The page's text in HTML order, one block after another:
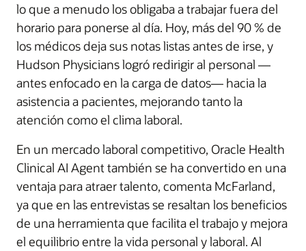
lo que a menudo los obligaba a trabajar fuera del
horario para ponerse al día. Hoy, más del 90 % de
los médicos deja sus notas listas antes de irse, y
Hudson Physicians logró redirigir al personal —
antes enfocado en la carga de datos— hacia la
asistencia a pacientes, mejorando tanto la
atención como el clima laboral.
En un mercado laboral competitivo, Oracle Health
Clinical AI Agent también se ha convertido en una
ventaja para atraer talento, comenta McFarland,
ya que en las entrevistas se resaltan los beneficios
de una herramienta que facilita el trabajo y mejora
el equilibrio entre la vida personal y laboral. Al